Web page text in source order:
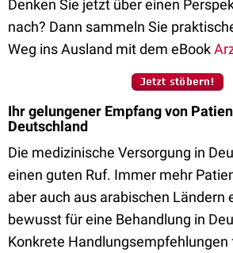
Denken Sie jetzt über einen
nach? Dann sammeln Sie
Weg ins Ausland mit dem eBook
Ihr gelungener Empfang von
Deutschland
Die medizinische Versorgung in
einen guten Ruf. Immer mehr
aber auch aus arabischen Ländern
bewusst für eine Behandlung in
Konkrete Handlungsempfehlungen